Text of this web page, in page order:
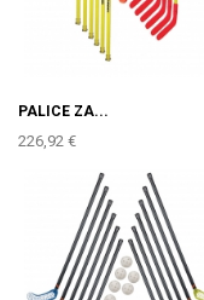
PALICE ZA...
226,92 €